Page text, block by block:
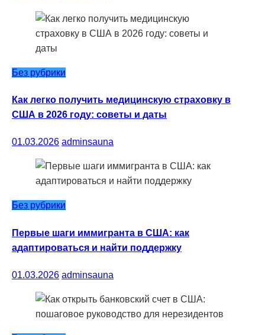
Без рубрики
Как легко получить медицинскую страховку в
США в 2026 году: советы и даты
01.03.2026 adminsauna
Без рубрики
Первые шаги иммигранта в США: как
адаптироваться и найти поддержку
01.03.2026 adminsauna